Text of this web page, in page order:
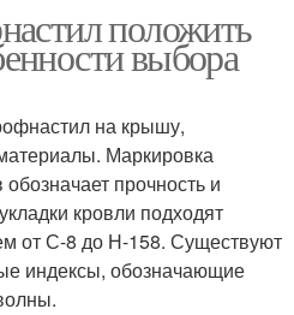
положить
выбора
на крышу,
Маркировка
прочность и
кровли подходят
от С-8 до Н-158. Существуют
индексы, обозначающие